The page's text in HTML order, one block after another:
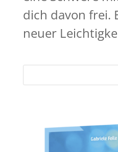
dich davon frei.
neuer